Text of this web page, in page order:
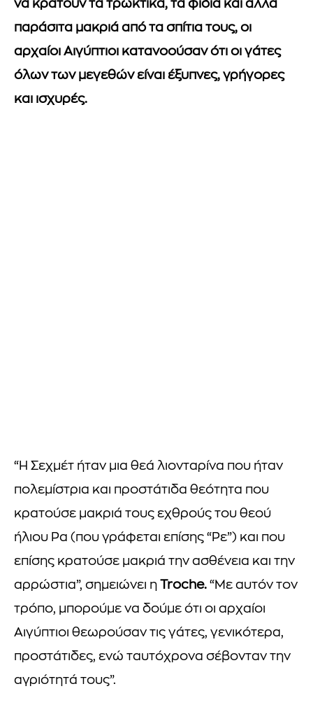
να κρατούν τα τρωκτικά, τα φίδια και άλλα
παράσιτα μακριά από τα σπίτια τους, οι
αρχαίοι Αιγύπτιοι κατανοούσαν ότι οι γάτες
όλων των μεγεθών είναι έξυπνες, γρήγορες
και ισχυρές.
“Η Σεχμέτ ήταν μια θεά λιονταρίνα που ήταν
πολεμίστρια και προστάτιδα θεότητα που
κρατούσε μακριά τους εχθρούς του θεού
ήλιου Ρα (που γράφεται επίσης “Ρε”) και που
επίσης κρατούσε μακριά την ασθένεια και την
αρρώστια”, σημειώνει η Troche. “Με αυτόν τον
τρόπο, μπορούμε να δούμε ότι οι αρχαίοι
Αιγύπτιοι θεωρούσαν τις γάτες, γενικότερα,
προστάτιδες, ενώ ταυτόχρονα σέβονταν την
αγριότητά τους”.